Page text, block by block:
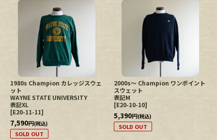
1980s Champion カレッジスウェ
ット
WAYNE STATE UNIVERSITY
表記XL
[E20-11-11]
7,590円(税込)
SOLD OUT
2000s〜 Champion ワンポイント
スウェット
表記M
[E20-10-10]
5,390円(税込)
SOLD OUT